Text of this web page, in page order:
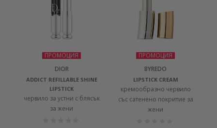
ПРОМОЦИЯ
DIOR
ADDICT REFILLABLE SHINE
LIPSTICK
червило за устни с блясък
за жени
ПРОМОЦИЯ
BYREDO
LIPSTICK CREAM
кремообразно червило
със сатенено покритие за
жени